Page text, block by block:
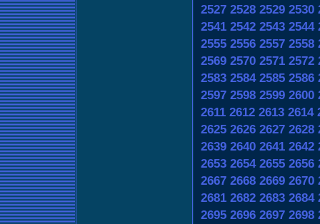
2527 2528 2529 2530
2541 2542 2543 2544
2555 2556 2557 2558
2569 2570 2571 2572
2583 2584 2585 2586
2597 2598 2599 2600
2611 2612 2613 2614
2625 2626 2627 2628
2639 2640 2641 2642
2653 2654 2655 2656
2667 2668 2669 2670
2681 2682 2683 2684
2695 2696 2697 2698